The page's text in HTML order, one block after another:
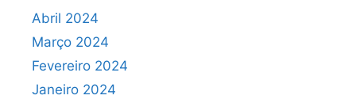
Abril 2024
Março 2024
Fevereiro 2024
Janeiro 2024